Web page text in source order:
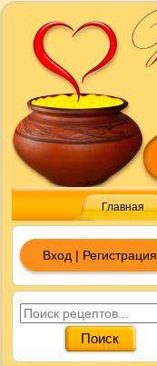
Главная
Вход | Регистрация